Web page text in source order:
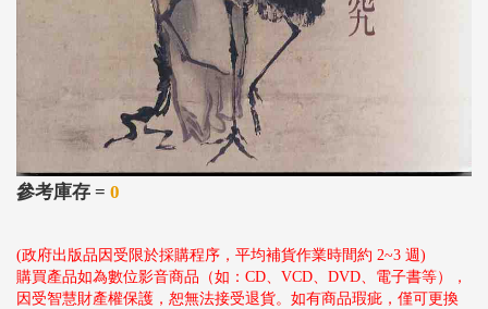
參考庫存 = 0
(政府出版品因受限於採購程序，平均補貨作業時間約 2~3 週)
購買產品如為數位影音商品（如：CD、VCD、DVD、電子書等），
因受智慧財產權保護，恕無法接受退貨。如有商品瑕疵，僅可更換